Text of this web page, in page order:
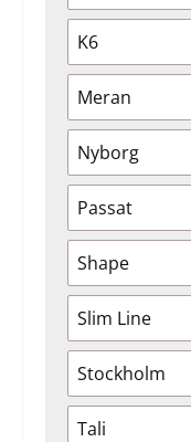
K6
Meran
Nyborg
Passat
Shape
Slim Line
Stockholm
Tali